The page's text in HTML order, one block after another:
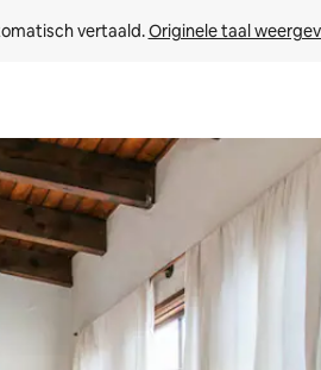
vertaald. Originele taal